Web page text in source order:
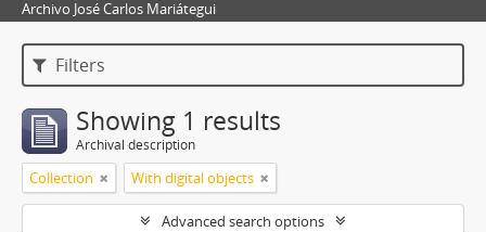
Archivo José Carlos Mariátegui
Filters
Showing 1 results
Archival description
Collection With digital objects
Advanced search options